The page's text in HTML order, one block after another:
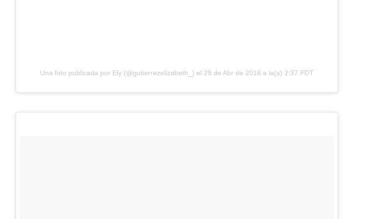
Una foto publicada por Ely (@gutierrezelizabeth_) el 29 de Abr de 2016 a la(s) 2:37 PDT